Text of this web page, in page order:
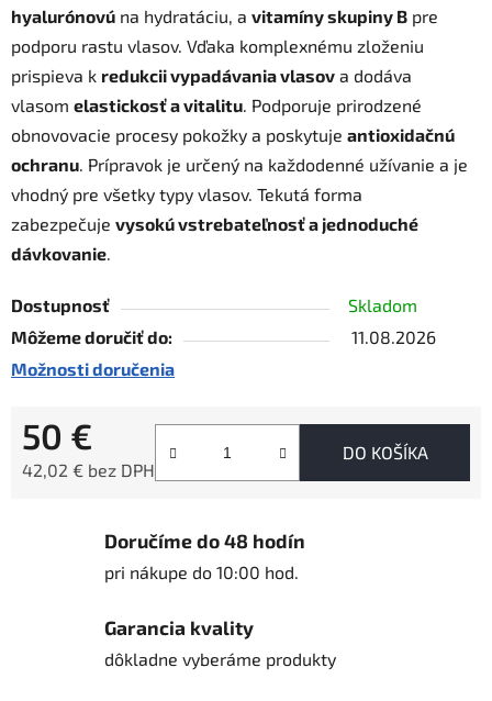
hyalurónovú na hydratáciu, a vitamíny skupiny B pre
podporu rastu vlasov. Vďaka komplexnému zloženiu
prispieva k redukcii vypadávania vlasov a dodáva
vlasom elastickosť a vitalitu. Podporuje prirodzené
obnovovacie procesy pokožky a poskytuje antioxidačnú
ochranu. Prípravok je určený na každodenné užívanie a je
vhodný pre všetky typy vlasov. Tekutá forma
zabezpečuje vysokú vstrebateľnosť a jednoduché
dávkovanie.
Dostupnosť
Skladom
Môžeme doručiť do:
11.08.2026
Možnosti doručenia
50 €
42,02 € bez DPH
DO KOŠÍKA
Doručíme do 48 hodín
pri nákupe do 10:00 hod.
Garancia kvality
dôkladne vyberáme produkty